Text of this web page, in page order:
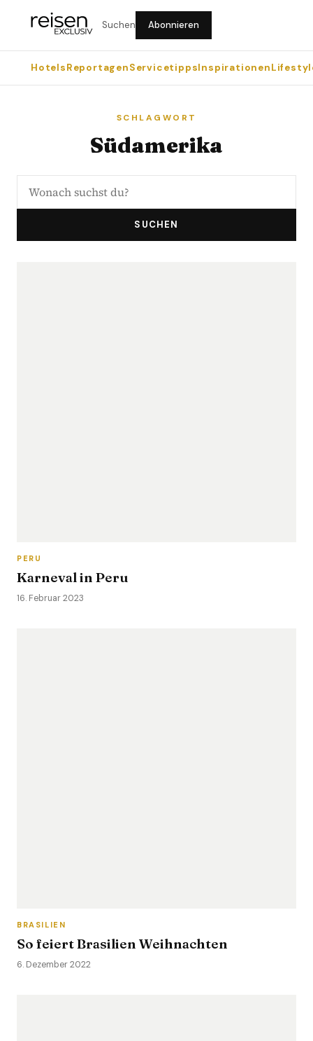
Suchen Abonnieren
HotelsReportagenServicetippsInspirationen
SCHLAGWORT
Südamerika
SUCHEN
PERU
Karneval in Peru
16. Februar 2023
BRASILIEN
So feiert Brasilien Weihnachten
6. Dezember 2022